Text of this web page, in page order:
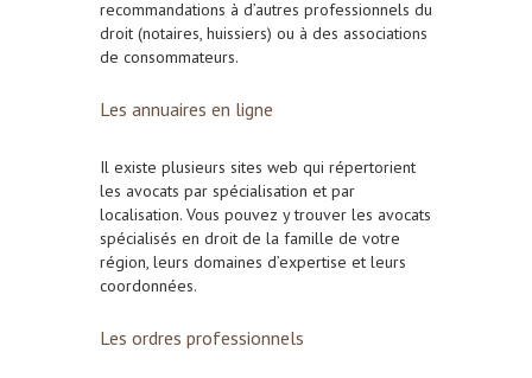
recommandations à d’autres professionnels du
droit (notaires, huissiers) ou à des associations
de consommateurs.
Les annuaires en ligne
Il existe plusieurs sites web qui répertorient
les avocats par spécialisation et par
localisation. Vous pouvez y trouver les avocats
spécialisés en droit de la famille de votre
région, leurs domaines d’expertise et leurs
coordonnées.
Les ordres professionnels